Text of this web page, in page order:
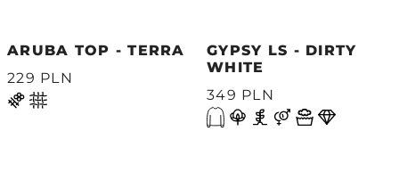
ARUBA TOP - TERRA
229 PLN
GYPSY LS - DIRTY
WHITE
349 PLN